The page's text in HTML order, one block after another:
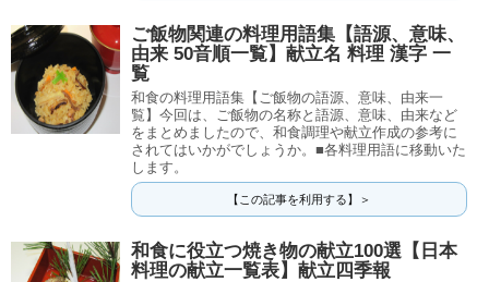
ご飯物関連の料理用語集【語源、意味、
由来 50音順一覧】献立名 料理 漢字 一
覧
和食の料理用語集【ご飯物の語源、意味、由来一
覧】今回は、ご飯物の名称と語源、意味、由来など
をまとめましたので、和食調理や献立作成の参考に
されてはいかがでしょうか。■各料理用語に移動いた
します。
【この記事を利用する】＞
和食に役立つ焼き物の献立100選【日本
料理の献立一覧表】献立四季報